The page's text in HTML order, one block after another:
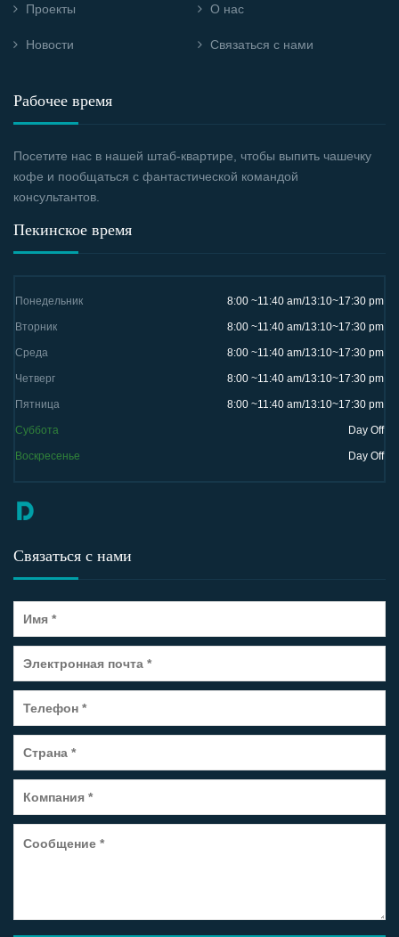
Проекты О нас
Новости Связаться с нами
Рабочее время
Посетите нас в нашей штаб-квартире, чтобы выпить чашечку
кофе и пообщаться с фантастической командой
консультантов.
Пекинское время
Понедельник 8:00 ~11:40 am/13:10~17:30 pm
Вторник 8:00 ~11:40 am/13:10~17:30 pm
Среда 8:00 ~11:40 am/13:10~17:30 pm
Четверг 8:00 ~11:40 am/13:10~17:30 pm
Пятница 8:00 ~11:40 am/13:10~17:30 pm
Суббота Day Off
Воскресенье Day Off
Связаться с нами